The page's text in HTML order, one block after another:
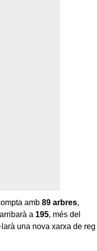
amb 89 arbres,
a 195, més del
una nova xarxa de reg